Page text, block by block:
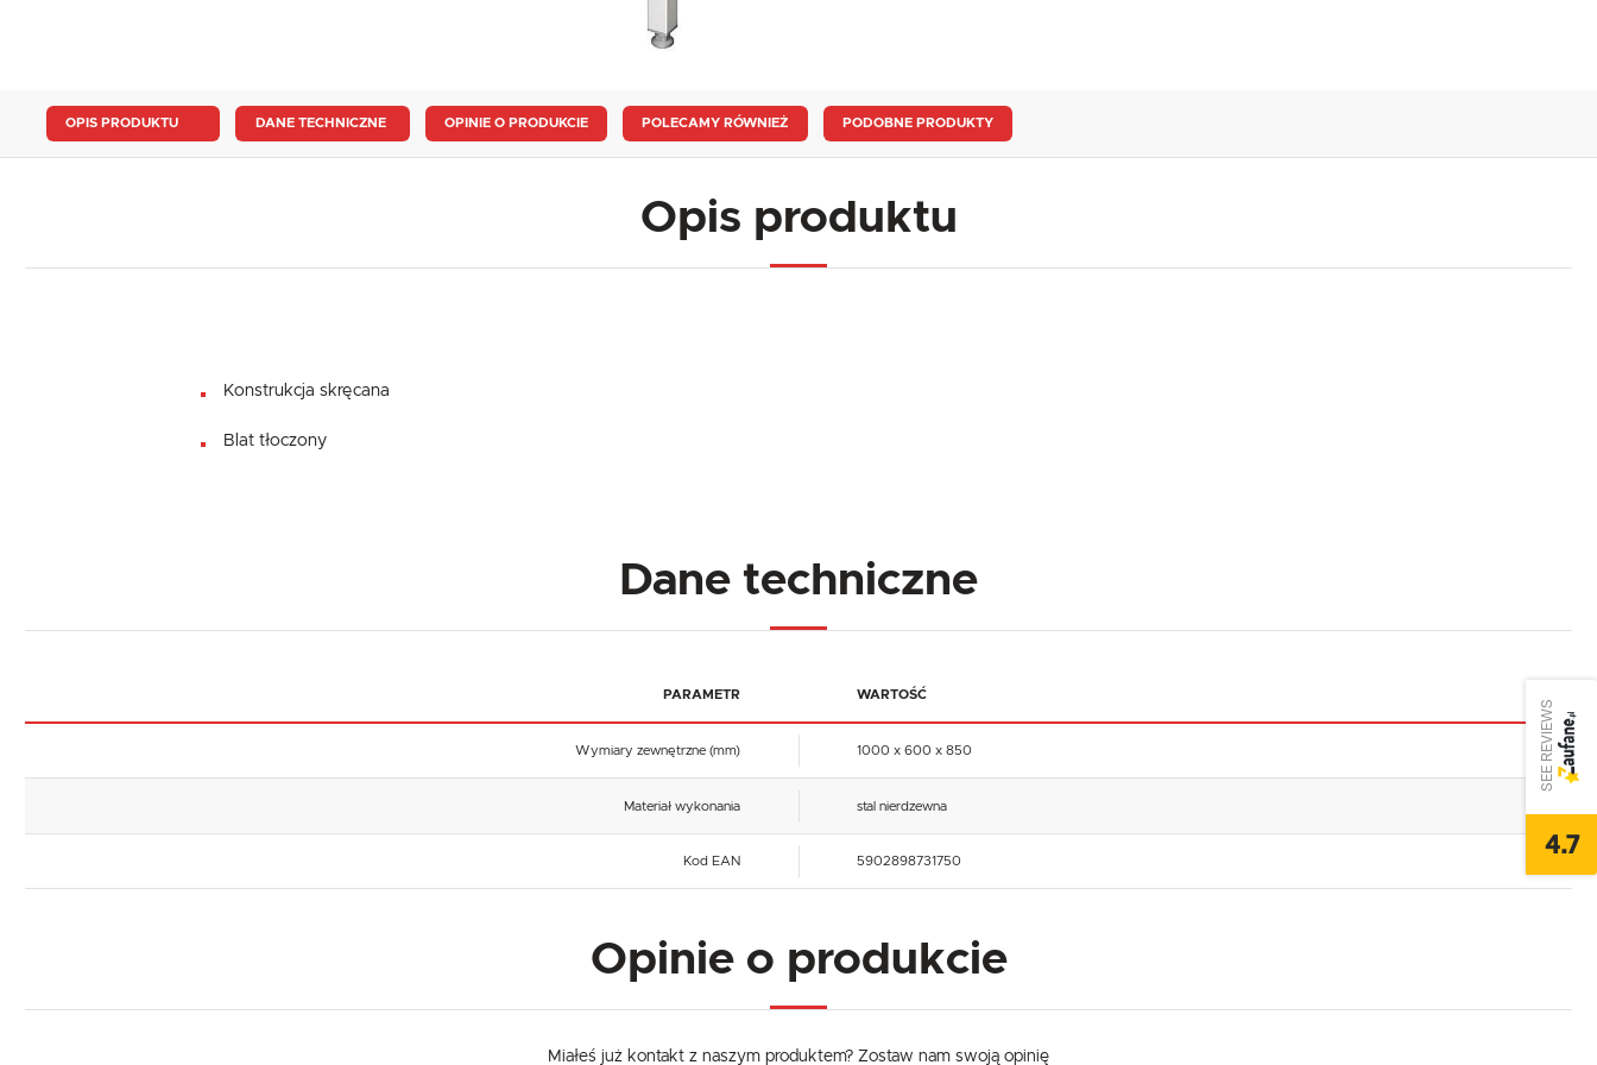
OPIS PRODUKTU DANE TECHNICZNE OPINIE O PRODUKCIE POLECAMY RÓWNIEŻ PODOBNE PRODUKTY
Opis produktu
Konstrukcja skręcana
Blat tłoczony
Dane techniczne
PARAMETR WARTOŚĆ
Wymiary zewnętrzne (mm) 1000 x 600 x 850
Materiał wykonania stal nierdzewna
Kod EAN 5902898731750
Opinie o produkcie
Miałeś już kontakt z naszym produktem? Zostaw nam swoją opinię
USTAWIENIA
Szanujemy Twoją prywatność. Możesz zmienić ustawienia cookies lub zaakceptować je
SEE REVIEWS
4.7